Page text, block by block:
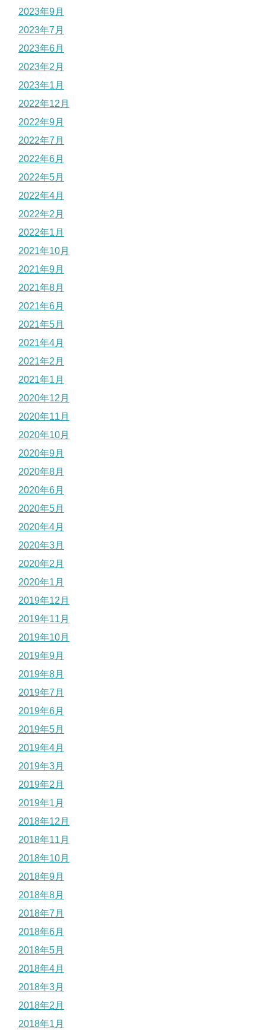
2023年9月
2023年7月
2023年6月
2023年2月
2023年1月
2022年12月
2022年9月
2022年7月
2022年6月
2022年5月
2022年4月
2022年2月
2022年1月
2021年10月
2021年9月
2021年8月
2021年6月
2021年5月
2021年4月
2021年2月
2021年1月
2020年12月
2020年11月
2020年10月
2020年9月
2020年8月
2020年6月
2020年5月
2020年4月
2020年3月
2020年2月
2020年1月
2019年12月
2019年11月
2019年10月
2019年9月
2019年8月
2019年7月
2019年6月
2019年5月
2019年4月
2019年3月
2019年2月
2019年1月
2018年12月
2018年11月
2018年10月
2018年9月
2018年8月
2018年7月
2018年6月
2018年5月
2018年4月
2018年3月
2018年2月
2018年1月